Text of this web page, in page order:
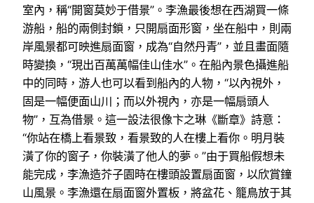
室內，稱“開窗莫妙于借景”。李漁最後想在西湖買一條
游船，船的兩側封鎖，只開扇面形窗，坐在船中，則兩
岸風景都可映進扇面窗，成為“自然丹青”，並且畫面隨
時變換，“現出百萬萬幅佳山佳水”。在船內景色攝進船
中的同時，游人也可以看到船內的人物，“以內視外，
固是一幅便面山川；而以外視內，亦是一幅扇頭人
物”，互為借景。這一設法很像卞之琳《斷章》詩意：
“你站在橋上看景致，看景致的人在樓上看你。明月裝
潢了你的窗子，你裝潢了他人的夢。”由于買船假想未
能完成，李漁造芥子園時在樓頭設置扇面窗，以欣賞鐘
山風景。李漁還在扇面窗外置板，將盆花、籠鳥放于其